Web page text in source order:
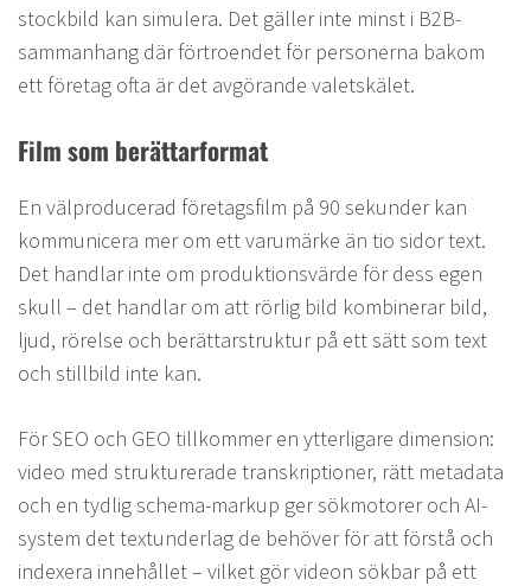
stockbild kan simulera. Det gäller inte minst i B2B-
sammanhang där förtroendet för personerna bakom
ett företag ofta är det avgörande valet­skälet.
Film som berättarformat
En välproducerad företagsfilm på 90 sekunder kan
kommunicera mer om ett varumärke än tio sidor text.
Det handlar inte om produktionsvärde för dess egen
skull – det handlar om att rörlig bild kombinerar bild,
ljud, rörelse och berättarstruktur på ett sätt som text
och stillbild inte kan.
För SEO och GEO tillkommer en ytterligare dimension:
video med strukturerade transkriptioner, rätt metadata
och en tydlig schema-markup ger sökmotorer och AI-
system det textunderlag de behöver för att förstå och
indexera innehållet – vilket gör videon sökbar på ett